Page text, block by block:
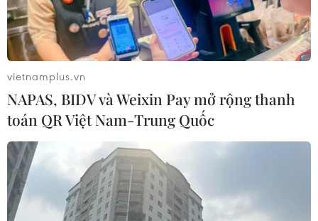
Cuộc thi Tôi khỏe đẹp hơn lan tỏa
thông điệp dinh dưỡng khoa học và
Đồng Nai: Bé trai 4 tuổi suy đa tạng
sau thời gian dài chỉ uống sữa tươi
30/07/2026 05:45
vietnamplus.vn
NAPAS, BIDV và Weixin Pay mở rộng thanh
toán QR Việt Nam-Trung Quốc